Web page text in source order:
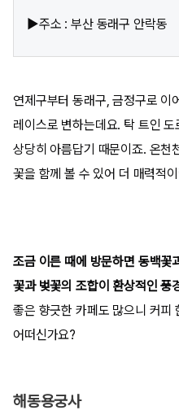
▶주소 : 부산 동래구 안락동
연제구부터 동래구, 금정구로 이
레이스로 변하는데요. 탁 트인
상당히 아름답기 때문이죠. 온천
꽃을 함께 볼 수 있어 더 매력적
조금 이른 때에 방문하면 동백꽃
꽃과 벚꽃의 조합이 환상적인 풍
좋은 향긋한 카페도 많으니 커피
어떠신가요?
해동용궁사